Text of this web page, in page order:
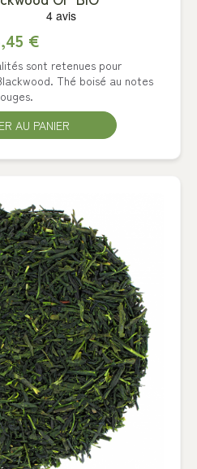
€
sont retenues pour
Thé boisé au notes
AU PANIER